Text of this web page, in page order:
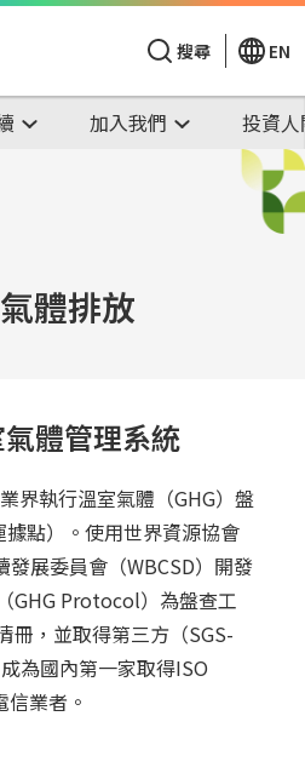
搜尋 EN
加入我們 投資
體排放
體管理系統
界執行溫室氣體（GHG）盤
點）。使用世界資源協會
發展委員會（WBCSD）開發
GHG Protocol）為盤查工
冊，並取得第三方（SGS-
為國內第一家取得ISO
業者。